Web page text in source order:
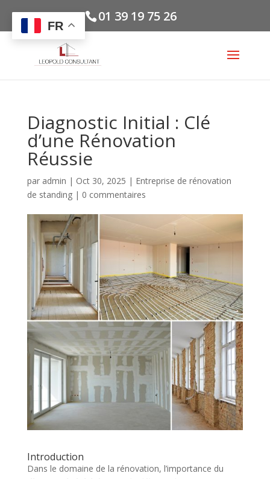
01 39 19 75 26
Diagnostic Initial : Clé
d’une Rénovation
Réussie
par admin | Oct 30, 2025 | Entreprise de rénovation
de standing| 0 commentaires
Introduction
Dans le domaine de la rénovation, l’importance du
FR